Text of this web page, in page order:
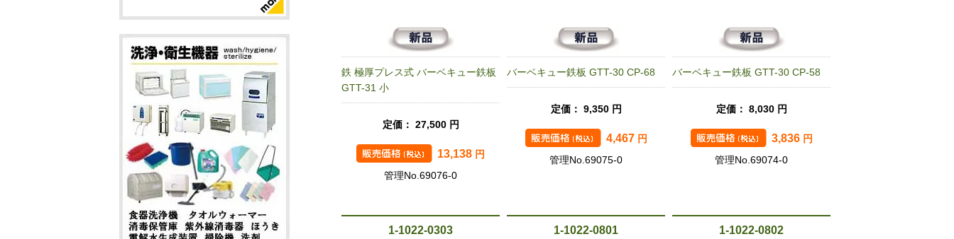
鉄 極厚プレス式 バーベキュー鉄板
GTT-31 小
定価： 27,500 円
13,138 円
管理No.69076-0
バーベキュー鉄板 GTT-30 CP-68
定価： 9,350 円
4,467 円
管理No.69075-0
バーベキュー鉄板 GTT-30 CP-58
定価： 8,030 円
3,836 円
管理No.69074-0
1-1022-0303 1-1022-0801 1-1022-0802